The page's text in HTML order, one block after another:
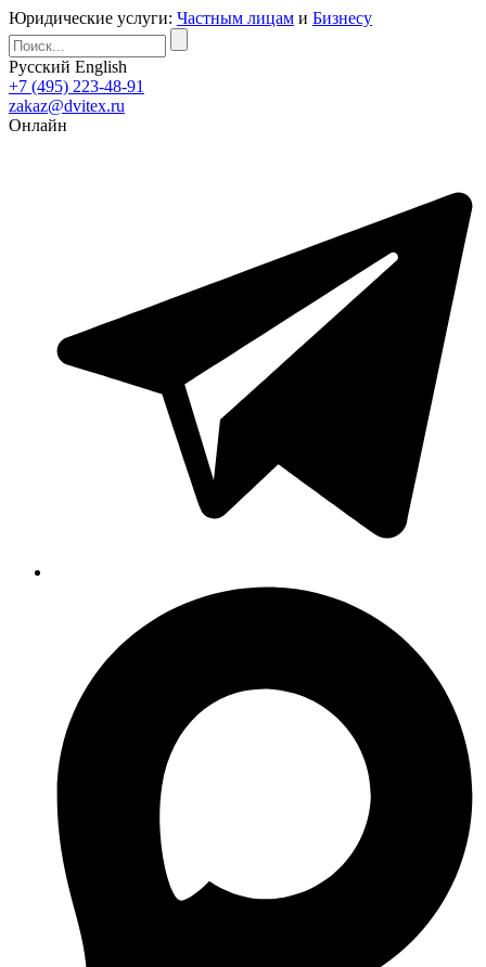
Юридические услуги: Частным лицам и Бизнесу
Русский English
+7 (495) 223-48-91
zakaz@dvitex.ru
Онлайн